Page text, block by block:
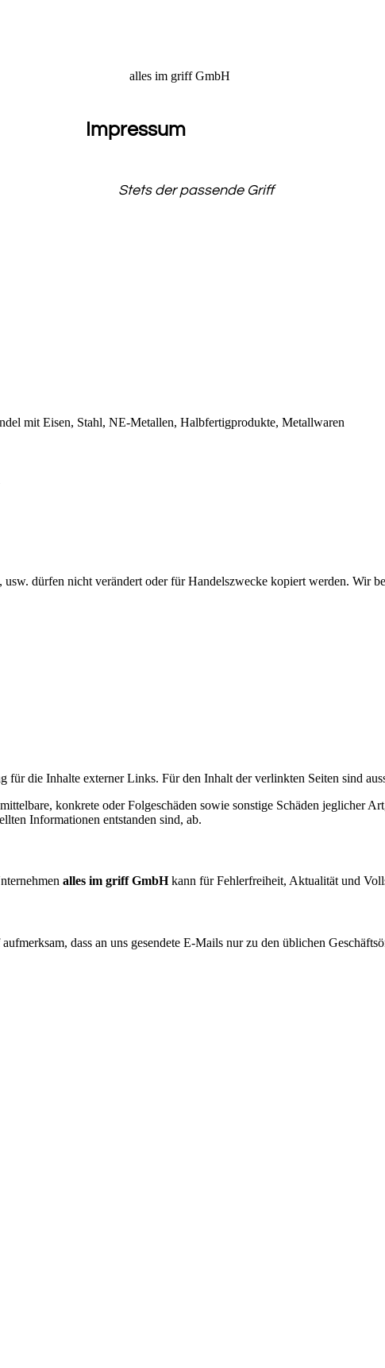
alles im griff GmbH
Impressum
Stets der passende Griff
mit Eisen, Stahl, NE-Metallen, Halbfertigprodukte, Metallwaren
dürfen nicht verändert oder für Handelszwecke kopiert werden. Wir
die Inhalte externer Links. Für den Inhalt der verlinkten Seiten sind
konkrete oder Folgeschäden sowie sonstige Schäden jeglicher
Informationen entstanden sind, ab.
alles im griff GmbHkann für Fehlerfreiheit, Aktualität und
dass an uns gesendete E-Mails nur zu den üblichen